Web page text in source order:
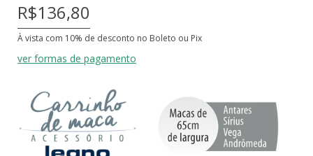
R$136,80
À vista com 10% de desconto no Boleto ou Pix
ver formas de pagamento